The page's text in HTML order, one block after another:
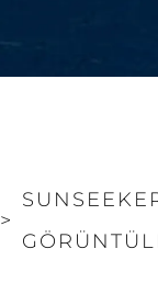
>